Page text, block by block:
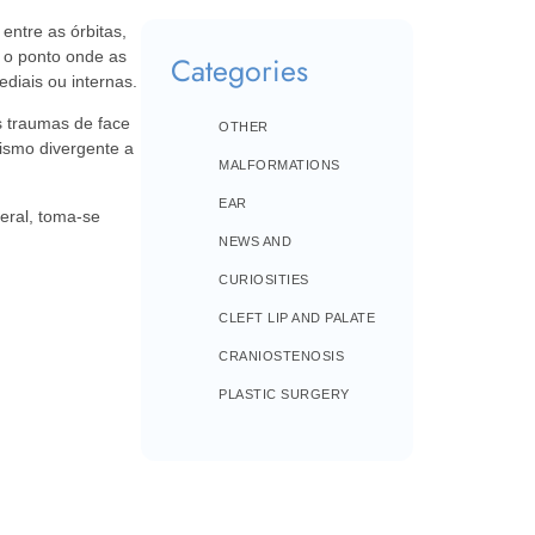
as órbitas,
ponto onde as
ou internas.
traumas de face
divergente a
toma-se
Categories
OTHER
MALFORMATIONS
EAR
NEWS AND
CURIOSITIES
CLEFT LIP AND PALATE
CRANIOSTENOSIS
PLASTIC SURGERY